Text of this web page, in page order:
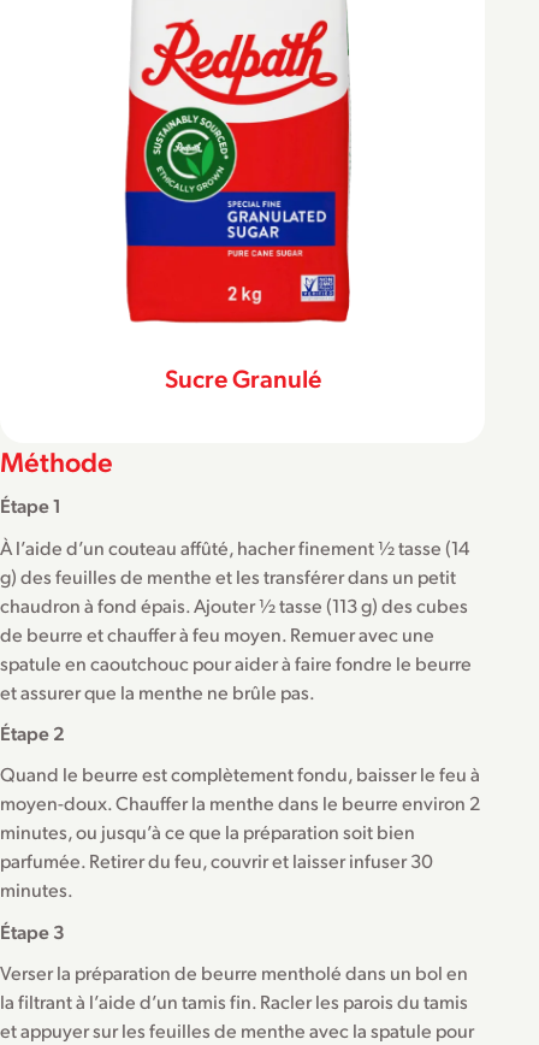
Sucre Granulé
Méthode
Étape 1
À l’aide d’un couteau affûté, hacher finement ½ tasse (14
g) des feuilles de menthe et les transférer dans un petit
chaudron à fond épais. Ajouter ½ tasse (113 g) des cubes
de beurre et chauffer à feu moyen. Remuer avec une
spatule en caoutchouc pour aider à faire fondre le beurre
et assurer que la menthe ne brûle pas.
Étape 2
Quand le beurre est complètement fondu, baisser le feu à
moyen-doux. Chauffer la menthe dans le beurre environ 2
minutes, ou jusqu’à ce que la préparation soit bien
parfumée. Retirer du feu, couvrir et laisser infuser 30
minutes.
Étape 3
Verser la préparation de beurre mentholé dans un bol en
la filtrant à l’aide d’un tamis fin. Racler les parois du tamis
et appuyer sur les feuilles de menthe avec la spatule pour